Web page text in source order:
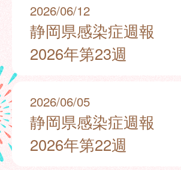
2026/06/12
静岡県感染症週報
2026年第23週
2026/06/05
静岡県感染症週報
2026年第22週